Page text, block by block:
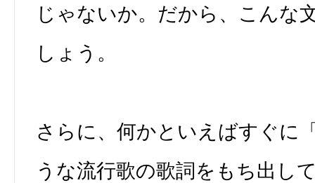
じゃないか。だから、こんな
しょう。
さらに、何かといえばすぐに
うな流行歌の歌詞をもち出し